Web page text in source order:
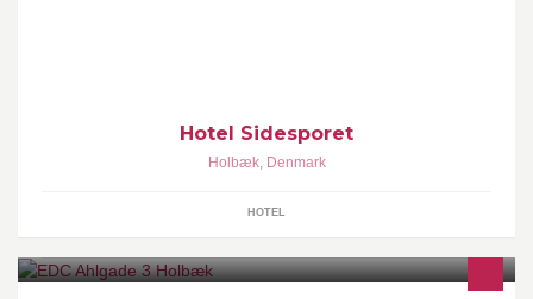
Hotel Sidesporet
Holbæk, Denmark
HOTEL